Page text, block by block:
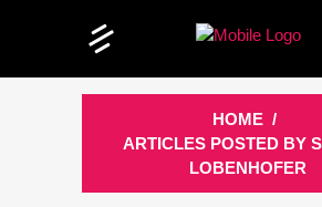
HOME /
ARTICLES POSTED BY
LOBENHOFER